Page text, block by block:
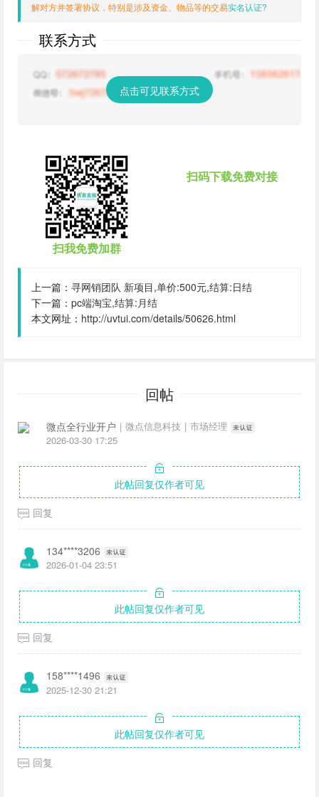
解对方并签署协议，特别是涉及资金、物品等的交易实名认证?
联系方式
点击可见联系方式
扫我免费加群
扫码下载免费对接
上一篇： 寻网销团队 新项目,单价:500元,结算:日结
下一篇： pc端淘宝,结算:月结
本文网址： http://uvtui.com/details/50626.html
回帖
微点全行业开户 | 微点信息科技 | 市场经理
2026-03-30 17:25
此帖回复仅作者可见
回复
134****3206
2026-01-04 23:51
此帖回复仅作者可见
回复
158****1496
2025-12-30 21:21
此帖回复仅作者可见
回复